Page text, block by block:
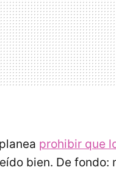
prohibir que
bien. De fondo: